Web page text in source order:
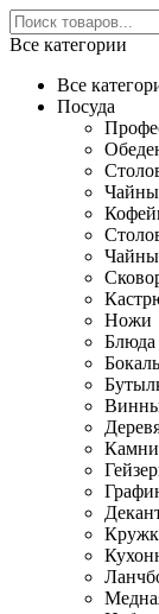
Все категории
Все
Посуда
Ножи
Блюда
Камни